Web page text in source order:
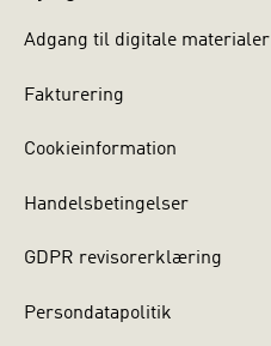
Adgang til digitale materialer
Fakturering
Cookieinformation
Handelsbetingelser
GDPR revisorerklæring
Persondatapolitik